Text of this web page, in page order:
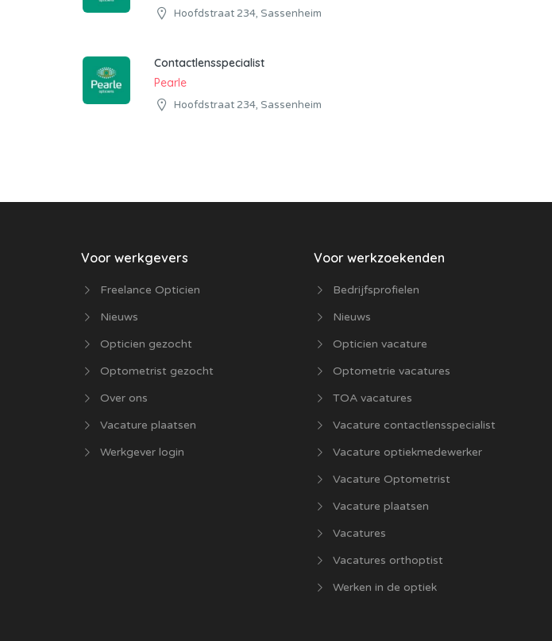
Hoofdstraat 234, Sassenheim
Contactlensspecialist
Pearle
Hoofdstraat 234, Sassenheim
Voor werkgevers
Freelance Opticien
Nieuws
Opticien gezocht
Optometrist gezocht
Over ons
Vacature plaatsen
Werkgever login
Voor werkzoekenden
Bedrijfsprofielen
Nieuws
Opticien vacature
Optometrie vacatures
TOA vacatures
Vacature contactlensspecialist
Vacature optiekmedewerker
Vacature Optometrist
Vacature plaatsen
Vacatures
Vacatures orthoptist
Werken in de optiek